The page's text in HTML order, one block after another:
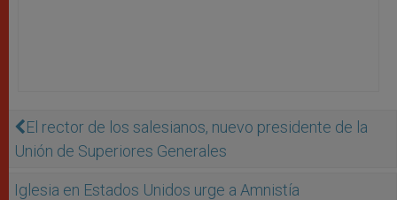
El rector de los salesianos, nuevo presidente de la
Unión de Superiores Generales
Iglesia en Estados Unidos urge a Amnistía